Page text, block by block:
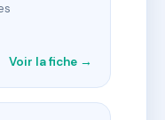
Voir la fiche →